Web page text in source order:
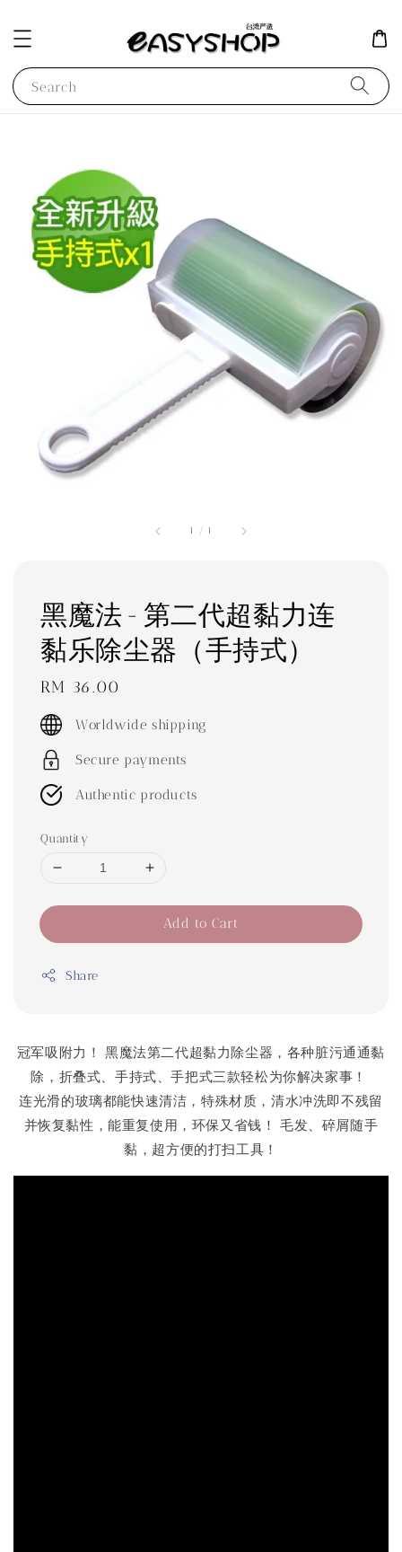
Search
1 / 1
黑魔法 - 第二代超黏力连
黏乐除尘器（手持式）
Regular
price
RM 36.00
Worldwide shipping
Secure payments
Authentic products
Quantity
Add to Cart
Share
冠军吸附力！ 黑魔法第二代超黏力除尘器，各种脏污通通黏
除，折叠式、手持式、手把式三款轻松为你解决家事！
连光滑的玻璃都能快速清洁，特殊材质，清水冲洗即不残留
并恢复黏性，能重复使用，环保又省钱！ 毛发、碎屑随手
黏，超方便的打扫工具！